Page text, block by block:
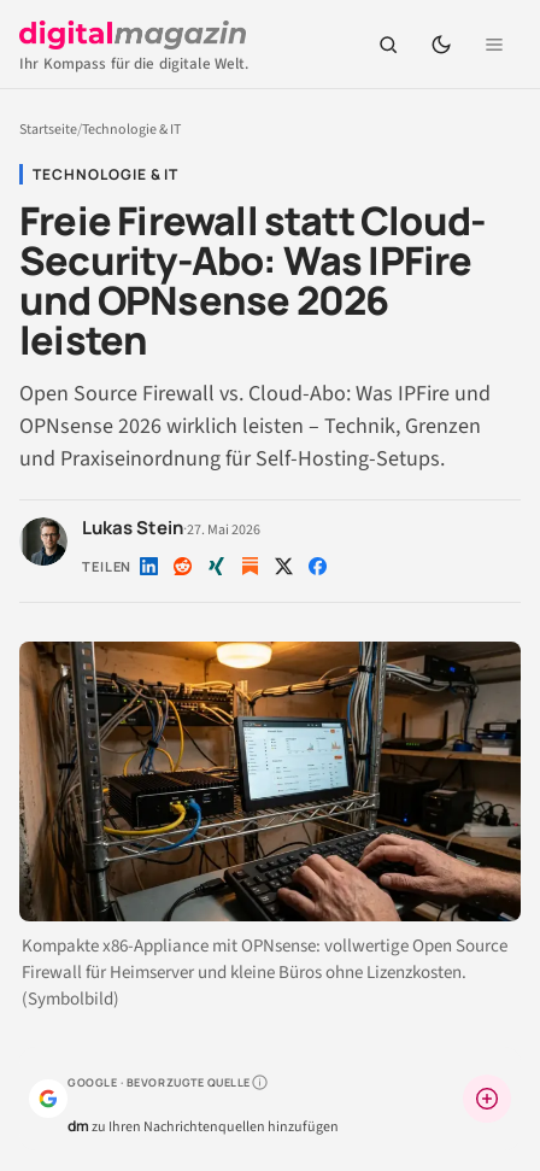
Ihr Kompass für die digitale Welt.
Startseite/Technologie & IT
TECHNOLOGIE & IT
Freie Firewall statt Cloud-
Security-Abo: Was IPFire
und OPNsense 2026
leisten
Open Source Firewall vs. Cloud-Abo: Was IPFire und
OPNsense 2026 wirklich leisten – Technik, Grenzen
und Praxiseinordnung für Self-Hosting-Setups.
Lukas Stein·27. Mai 2026
TEILEN Auf Auf Auf Auf Auf
Kompakte x86-Appliance mit OPNsense: vollwertige Open Source
Firewall für Heimserver und kleine Büros ohne Lizenzkosten.
(Symbolbild)
GOOGLE · BEVORZUGTE QUELLEWarum lohnt sich das?
dmzu Ihren Nachrichtenquellen hinzufügen